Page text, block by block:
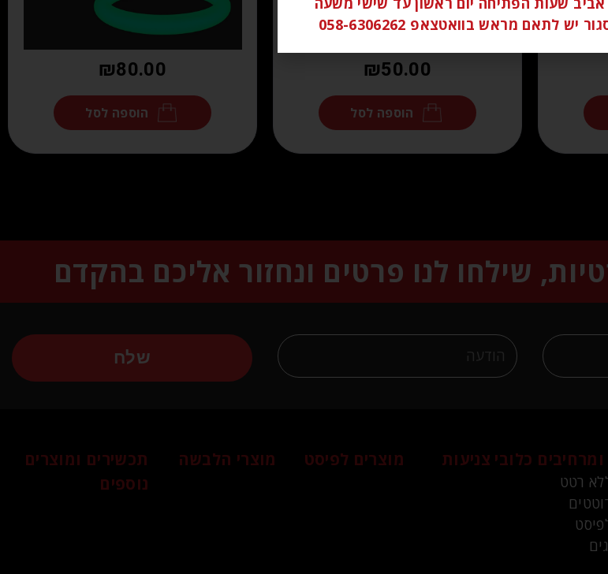
₪50.00
הוספה לסל
₪80.00
הוספה לסל
שילחו לנו פרטים ונחזור אליכם בהקדם
שלח
רטט
כלובי צניעות מוצרים לפיסט מוצרי הלבשה
תכשירים ומוצרים
נוספים